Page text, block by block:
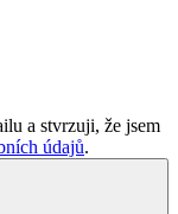
a stvrzuji, že jsem
údajů.